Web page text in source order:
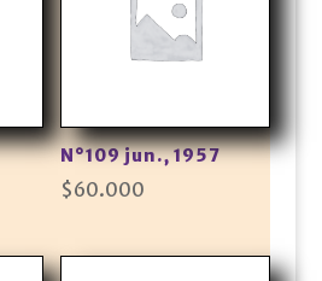
N°109 jun., 1957
$60.000